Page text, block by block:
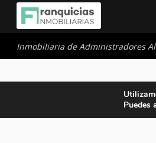
Inmobiliaria de Administradores
Puedes